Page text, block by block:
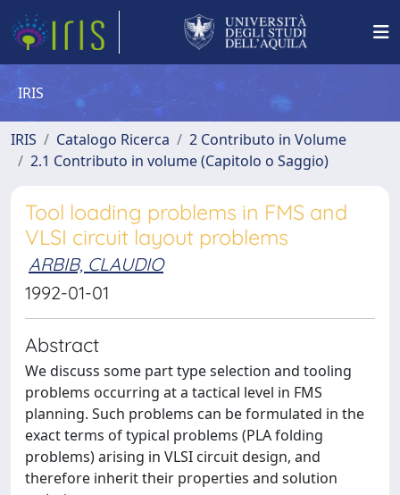
IRIS
IRIS Catalogo Ricerca
2 Contributo in Volume
2.1 Contributo in volume (Capitolo o Saggio)
Tool loading problems in FMS and
VLSI circuit layout problems
ARBIB, CLAUDIO
1992-01-01
Abstract
We discuss some part type selection and tooling
problems occurring at a tactical level in FMS
planning. Such problems can be formulated in the
exact terms of typical problems (PLA folding
problems) arising in VLSI circuit design, and
therefore inherit their properties and solution